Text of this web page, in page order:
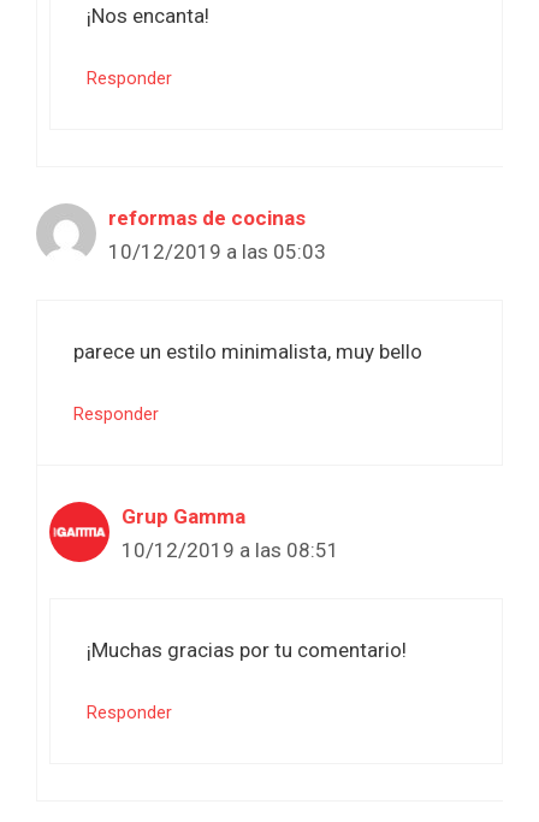
¡Nos encanta!
Responder
reformas de cocinas
10/12/2019 a las 05:03
parece un estilo minimalista, muy bello
Responder
Grup Gamma
10/12/2019 a las 08:51
¡Muchas gracias por tu comentario!
Responder